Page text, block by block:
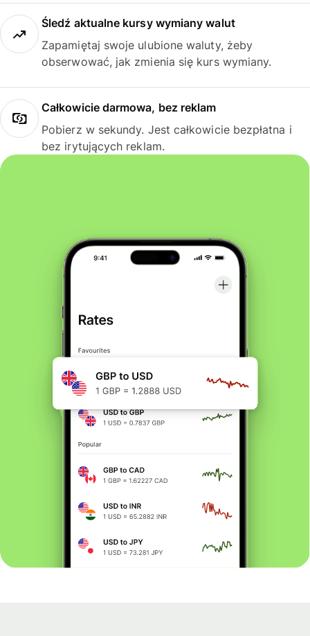
Śledź aktualne kursy wymiany walut
Zapamiętaj swoje ulubione waluty, żeby
obserwować, jak zmienia się kurs wymiany.
Całkowicie darmowa, bez reklam
Pobierz w sekundy. Jest całkowicie bezpłatna i
bez irytujących reklam.